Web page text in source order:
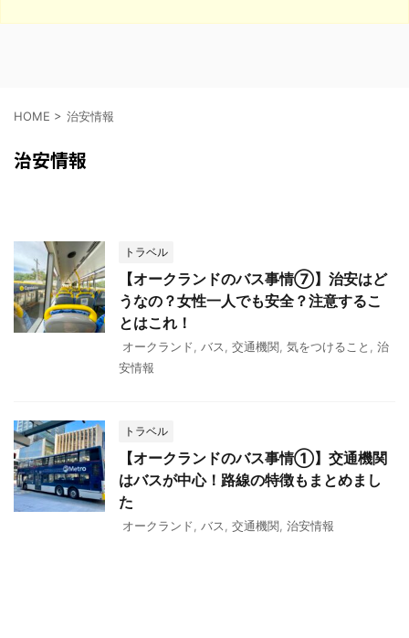
HOME > 治安情報
治安情報
トラベル
【オークランドのバス事情⑦】治安はど
うなの？女性一人でも安全？注意するこ
とはこれ！
オークランド バス 交通機関 気をつけること
治
安情報
トラベル
【オークランドのバス事情①】交通機関
はバスが中心！路線の特徴もまとめまし
た
オークランド バス 交通機関 治安情報